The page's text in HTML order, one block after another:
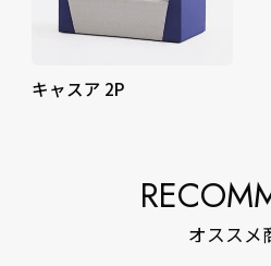
キャスア 2P
オススメ